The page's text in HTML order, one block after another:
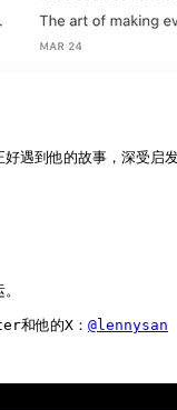
遇到他的故事，深受启
和他的X： @lennysan